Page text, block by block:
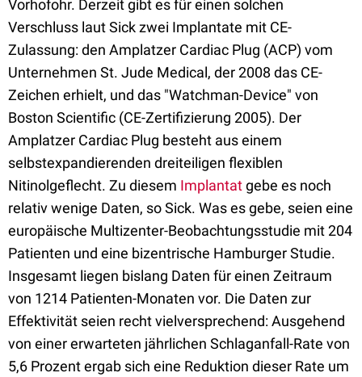
Vorhofohr. Derzeit gibt es für einen solchen
Verschluss laut Sick zwei Implantate mit CE-
Zulassung: den Amplatzer Cardiac Plug (ACP) vom
Unternehmen St. Jude Medical, der 2008 das CE-
Zeichen erhielt, und das "Watchman-Device" von
Boston Scientific (CE-Zertifizierung 2005). Der
Amplatzer Cardiac Plug besteht aus einem
selbstexpandierenden dreiteiligen flexiblen
Nitinolgeflecht. Zu diesem Implantatgebe es noch
relativ wenige Daten, so Sick. Was es gebe, seien eine
europäische Multizenter-Beobachtungsstudie mit 204
Patienten und eine bizentrische Hamburger Studie.
Insgesamt liegen bislang Daten für einen Zeitraum
von 1214 Patienten-Monaten vor. Die Daten zur
Effektivität seien recht vielversprechend: Ausgehend
von einer erwarteten jährlichen Schlaganfall-Rate von
5,6 Prozent ergab sich eine Reduktion dieser Rate um